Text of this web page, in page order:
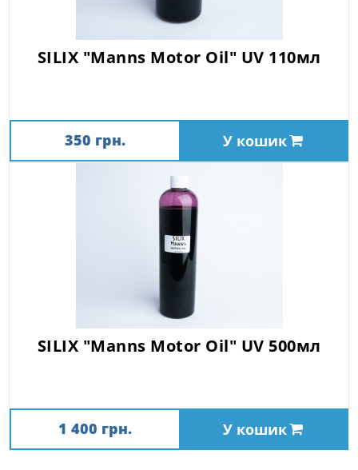
SILIX "Manns Motor Oil" UV 110мл
350 грн. У кошик
SILIX "Manns Motor Oil" UV 500мл
1 400 грн. У кошик